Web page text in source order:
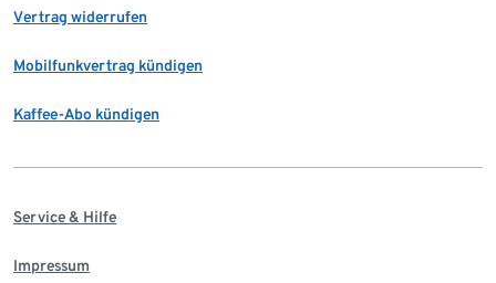
Vertrag widerrufen
Mobilfunkvertrag kündigen
Kaffee-Abo kündigen
Service & Hilfe
Impressum